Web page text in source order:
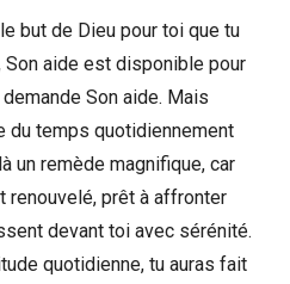
but de Dieu pour toi que tu
aide est disponible pour
Son aide. Mais
du temps quotidiennement
un remède magnifique, car
renouvelé, prêt à affronter
devant toi avec sérénité.
quotidienne, tu auras fait